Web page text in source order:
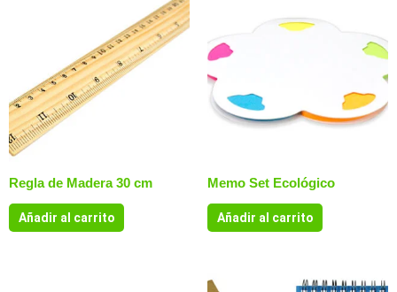
Regla de Madera 30 cm
Añadir al carrito
Memo Set Ecológico
Añadir al carrito